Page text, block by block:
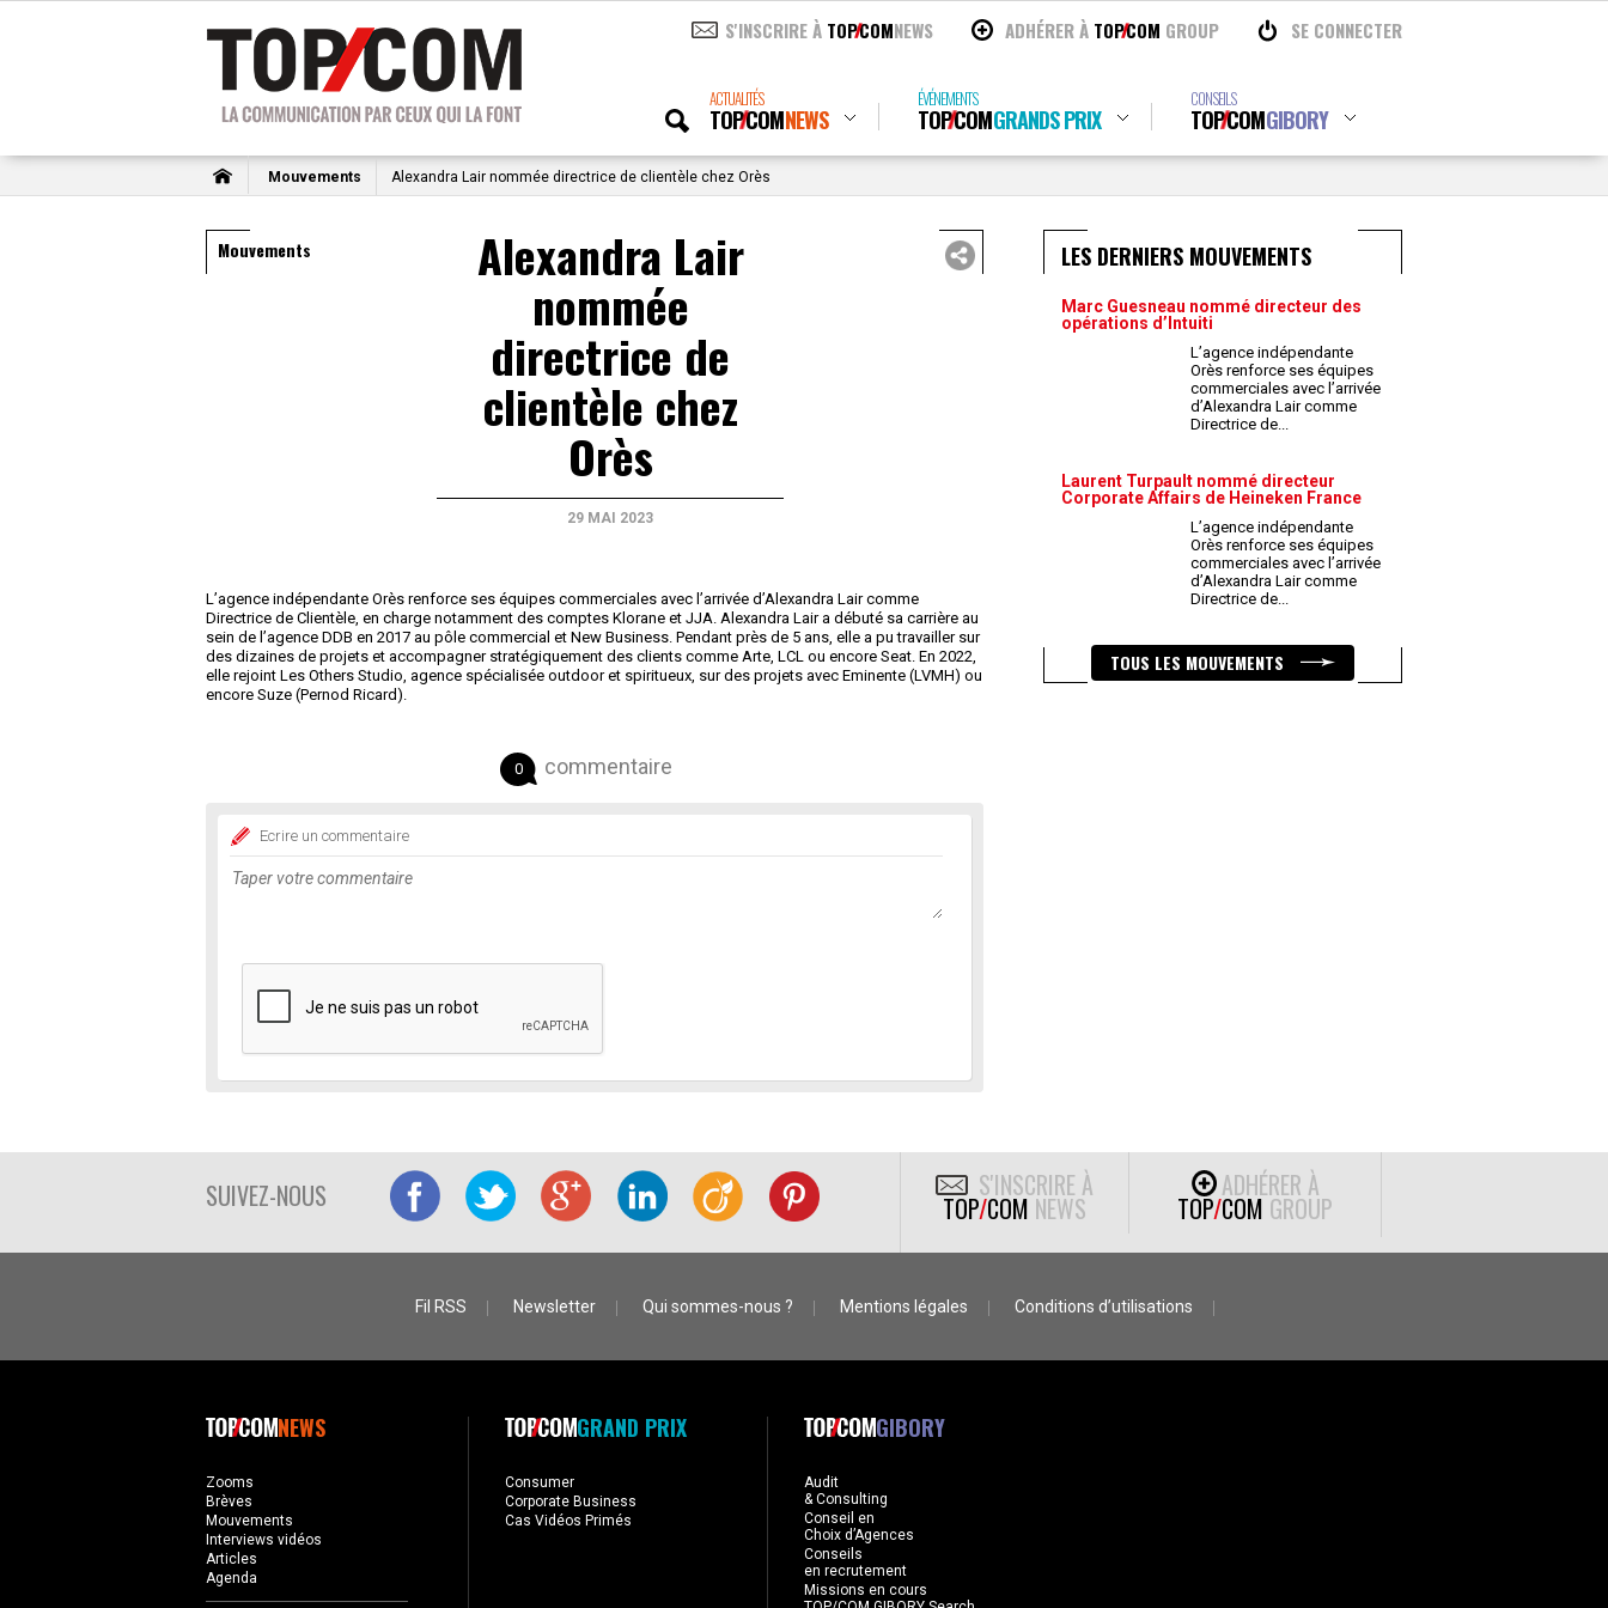
S'INSCRIRE À TOPCOMNEWS ADHÉRER À TOPCOM GROUP SE CONNECTER
ACTUALITÉS
TOPCOMNEWS
ÉVÉNEMENTS
TOPCOMGRANDS PRIX
CONSEILS
TOPCOMGIBORY
Mouvements Alexandra Lair nommée directrice de clientèle chez Orès
Mouvements Alexandra Lair
nommée
directrice de
clientèle chez
Orès
29 MAI 2023
L’agence indépendante Orès renforce ses équipes commerciales avec l’arrivée d’Alexandra Lair comme
Directrice de Clientèle, en charge notamment des comptes Klorane et JJA. Alexandra Lair a débuté sa carrière au
sein de l’agence DDB en 2017 au pôle commercial et New Business. Pendant près de 5 ans, elle a pu travailler sur
des dizaines de projets et accompagner stratégiquement des clients comme Arte, LCL ou encore Seat. En 2022,
elle rejoint Les Others Studio, agence spécialisée outdoor et spiritueux, sur des projets avec Eminente (LVMH) ou
encore Suze (Pernod Ricard).
0 commentaire
Ecrire un commentaire
LES DERNIERS MOUVEMENTS
Marc Guesneau nommé directeur des
opérations d’Intuiti
L’agence indépendante
Orès renforce ses équipes
commerciales avec l’arrivée
d’Alexandra Lair comme
Directrice de...
Laurent Turpault nommé directeur
Corporate Affairs de Heineken France
L’agence indépendante
Orès renforce ses équipes
commerciales avec l’arrivée
d’Alexandra Lair comme
Directrice de...
TOUS LES MOUVEMENTS
SUIVEZ-NOUS S'INSCRIRE À
TOP/COM NEWS
ADHÉRER À
TOP/COM GROUP
Fil RSS Newsletter Qui sommes-nous ? Mentions légales Conditions d’utilisations
NEWS
Zooms
Brèves
Mouvements
Interviews vidéos
Articles
Agenda
GRAND PRIX
Consumer
Corporate Business
Cas Vidéos Primés
GIBORY
Audit
& Consulting
Conseil en
Choix d’Agences
Conseils
en recrutement
Missions en cours